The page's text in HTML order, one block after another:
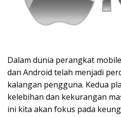
Dalam dunia perangkat
dan Android telah menjadi
kalangan pengguna. Kedua
kelebihan dan kekurangan
ini kita akan fokus pada